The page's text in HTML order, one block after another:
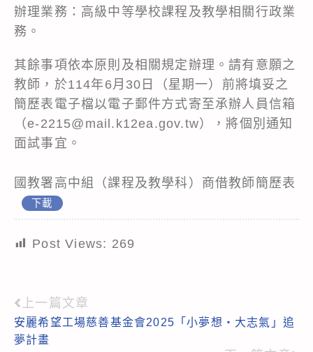
辦理業務：高級中等學校課程及教學相關行政業
務。
其餘事項依本原則及相關規定辦理。請有意願之
教師，於114年6月30日（星期一）前將填妥之
簡歷表電子檔以電子郵件方式寄至承辦人員信箱
（e-2215@mail.k12ea.gov.tw），將個別通知
面試事宜。
國教署高中組（課程及教學科）商借教師簡歷表
下載
Post Views: 269
Read
more
上一篇文章
安麗希望工場慈善基金會2025「小夢想‧大志氣」追
夢計畫